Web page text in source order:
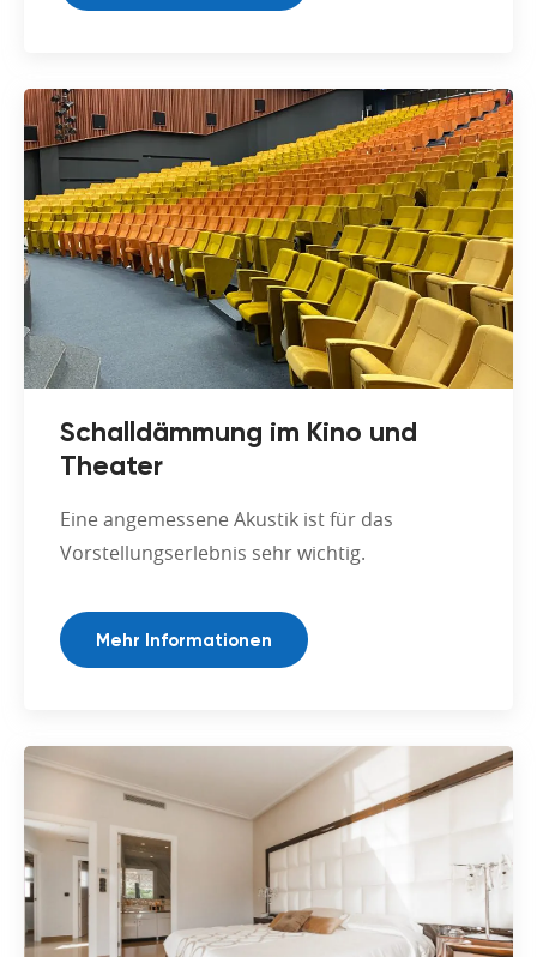
Schalldämmung im Kino und
Theater
Eine angemessene Akustik ist für das
Vorstellungserlebnis sehr wichtig.
Mehr Informationen